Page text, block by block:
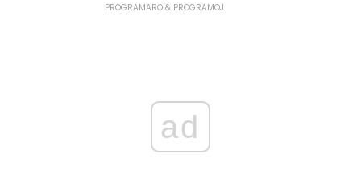
PROGRAMARO & PROGRAMOJ
ad